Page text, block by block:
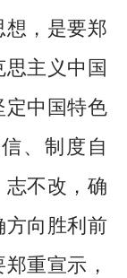
，是要郑
主义中国
中国特色
、制度自
不改，确
向胜利前
重宣示，